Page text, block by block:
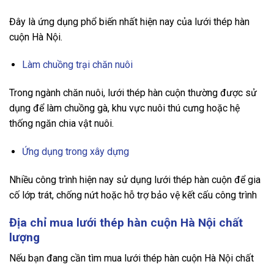
Đây là ứng dụng phổ biến nhất hiện nay của lưới thép hàn
cuộn Hà Nội.
Làm chuồng trại chăn nuôi
Trong ngành chăn nuôi, lưới thép hàn cuộn thường được sử
dụng để làm chuồng gà, khu vực nuôi thú cưng hoặc hệ
thống ngăn chia vật nuôi.
Ứng dụng trong xây dựng
Nhiều công trình hiện nay sử dụng lưới thép hàn cuộn để gia
cố lớp trát, chống nứt hoặc hỗ trợ bảo vệ kết cấu công trình
Địa chỉ mua lưới thép hàn cuộn Hà Nội chất
lượng
Nếu bạn đang cần tìm mua lưới thép hàn cuộn Hà Nội chất